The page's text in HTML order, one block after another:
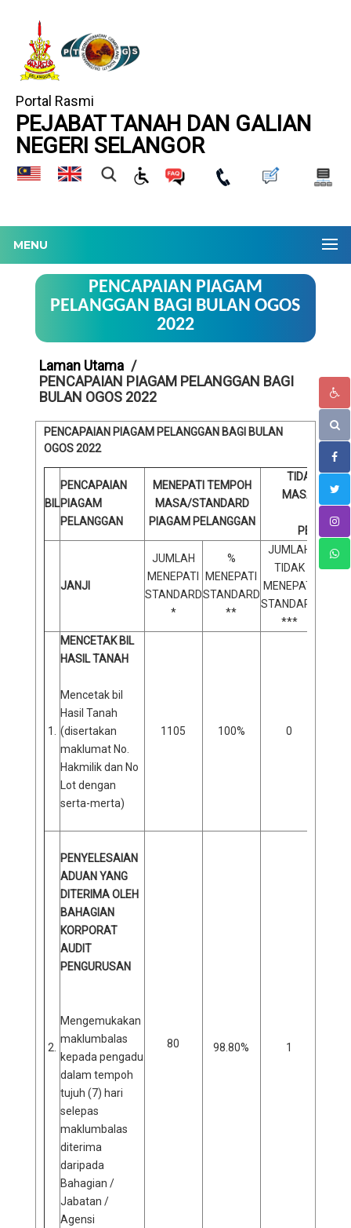
Portal Rasmi
PEJABAT TANAH DAN GALIAN
NEGERI SELANGOR
MENU
PENCAPAIAN PIAGAM
PELANGGAN BAGI BULAN OGOS
2022
Laman Utama
PENCAPAIAN PIAGAM PELANGGAN BAGI
BULAN OGOS 2022
PENCAPAIAN PIAGAM PELANGGAN BAGI BULAN
OGOS 2022
BIL
PENCAPAIAN
PIAGAM
PELANGGAN
MENEPATI TEMPOH
MASA/STANDARD
PIAGAM PELANGGAN
TIDAK
MASA/
JANJI
JUMLAH
MENEPATI
STANDARD
*
%
MENEPATI
STANDARD
**
JUMLAH
TIDAK
MENEPATI
STANDARD
***
%
1.
MENCETAK BIL
HASIL TANAH
Mencetak bil
Hasil Tanah
(disertakan
maklumat No.
Hakmilik dan No
Lot dengan
serta-merta)
1105 100% 0
2.
PENYELESAIAN
ADUAN YANG
DITERIMA OLEH
BAHAGIAN
KORPORAT
AUDIT
PENGURUSAN
Mengemukakan
maklumbalas
kepada pengadu
dalam tempoh
tujuh (7) hari
selepas
maklumbalas
diterima
daripada
Bahagian /
Jabatan /
Agensi
80 98.80% 1